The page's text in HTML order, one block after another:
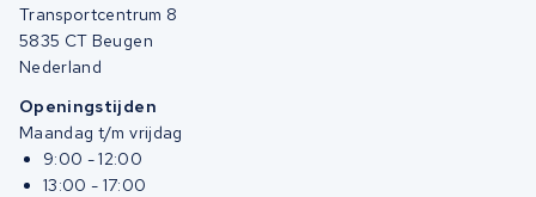
Transportcentrum 8
5835 CT Beugen
Nederland
Openingstijden
Maandag t/m vrijdag
9:00 - 12:00
13:00 - 17:00